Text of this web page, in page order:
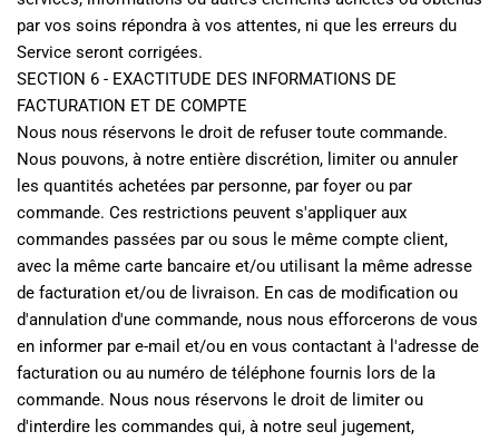
par vos soins répondra à vos attentes, ni que les erreurs du
Service seront corrigées.
SECTION 6 - EXACTITUDE DES INFORMATIONS DE
FACTURATION ET DE COMPTE
Nous nous réservons le droit de refuser toute commande.
Nous pouvons, à notre entière discrétion, limiter ou annuler
les quantités achetées par personne, par foyer ou par
commande. Ces restrictions peuvent s'appliquer aux
commandes passées par ou sous le même compte client,
avec la même carte bancaire et/ou utilisant la même adresse
de facturation et/ou de livraison. En cas de modification ou
d'annulation d'une commande, nous nous efforcerons de vous
en informer par e-mail et/ou en vous contactant à l'adresse de
facturation ou au numéro de téléphone fournis lors de la
commande. Nous nous réservons le droit de limiter ou
d'interdire les commandes qui, à notre seul jugement,